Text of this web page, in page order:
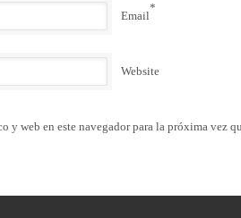
Email
*
Website
y web en este navegador para la próxima vez